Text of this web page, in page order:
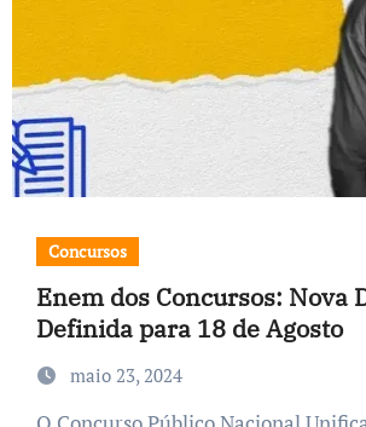
Concursos
Enem dos Concursos: Nova
Definida para 18 de Agosto
maio 23, 2024